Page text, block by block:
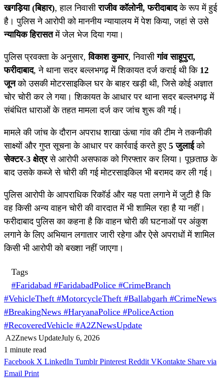
खगड़िया (बिहार), हाल निवासीराजीव कॉलोनी, फरीदाबादके रूप में हुई
है। पुलिस ने आरोपी को माननीय न्यायालय में पेश किया, जहां से उसे
न्यायिक हिरासतमें जेल भेज दिया गया।
पुलिस प्रवक्ता के अनुसार,विकाश कुमार, निवासीगांव साहूपुरा,
फरीदाबाद, ने थाना सदर बल्लभगढ़ में शिकायत दर्ज कराई थी कि 12
जूनको उसकी मोटरसाइकिल घर के बाहर खड़ी थी, जिसे कोई अज्ञात
चोर चोरी कर ले गया। शिकायत के आधार पर थाना सदर बल्लभगढ़ में
संबंधित धाराओं के तहत मामला दर्ज कर जांच शुरू की गई।
मामले की जांच के दौरान अपराध शाखा ऊंचा गांव की टीम ने तकनीकी
साक्ष्यों और गुप्त सूचना के आधार पर कार्रवाई करते हुए 5 जुलाईको
सेक्टर-3 क्षेत्रसे आरोपी असफाक को गिरफ्तार कर लिया। पूछताछ के
बाद उसके कब्जे से चोरी की गई मोटरसाइकिल भी बरामद कर ली गई।
पुलिस आरोपी के आपराधिक रिकॉर्ड और यह पता लगाने में जुटी है कि
वह किसी अन्य वाहन चोरी की वारदात में भी शामिल रहा है या नहीं।
फरीदाबाद पुलिस का कहना है कि वाहन चोरी की घटनाओं पर अंकुश
लगाने के लिए अभियान लगातार जारी रहेगा और ऐसे अपराधों में शामिल
किसी भी आरोपी को बख्शा नहीं जाएगा।
Tags
#Faridabad #FaridabadPolice #CrimeBranch
#VehicleTheft #MotorcycleTheft #Ballabgarh #CrimeNews
#BreakingNews #HaryanaPolice #PoliceAction
#RecoveredVehicle #A2ZNewsUpdate
A2Znews UpdateJuly 6, 2026
1 minute read
Facebook X LinkedIn Tumblr Pinterest Reddit VKontakte Share via
Email Print